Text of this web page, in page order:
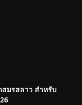
สมรสลาว สำหรับ